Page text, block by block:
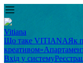
Vitiana
Що таке VITIANAЯк
креативом»
Вхід у систему